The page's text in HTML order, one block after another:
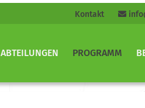
Kontakt
ABTEILUNGEN PROGRAMM